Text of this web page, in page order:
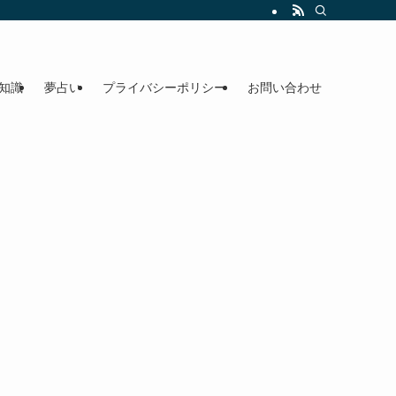
識 夢占い プライバシーポリシー お問い合わせ